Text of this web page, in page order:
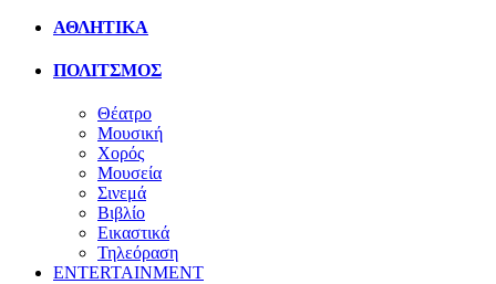
ΑΘΛΗΤΙΚΑ
ΠΟΛΙΤΣΜΟΣ
Θέατρο
Μουσική
Χορός
Μουσεία
Σινεμά
Βιβλίο
Εικαστικά
Τηλεόραση
ENTERTAINMENT